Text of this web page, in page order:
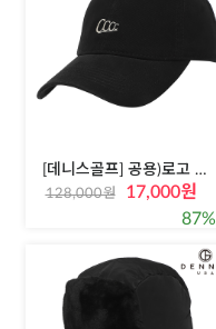
[데니스골프] 공용)로고 볼캡모자
128,000원
17,000원
87%